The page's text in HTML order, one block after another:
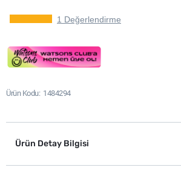
1 Değerlendirme
Ürün Kodu 1484294
Ürün Detay Bilgisi